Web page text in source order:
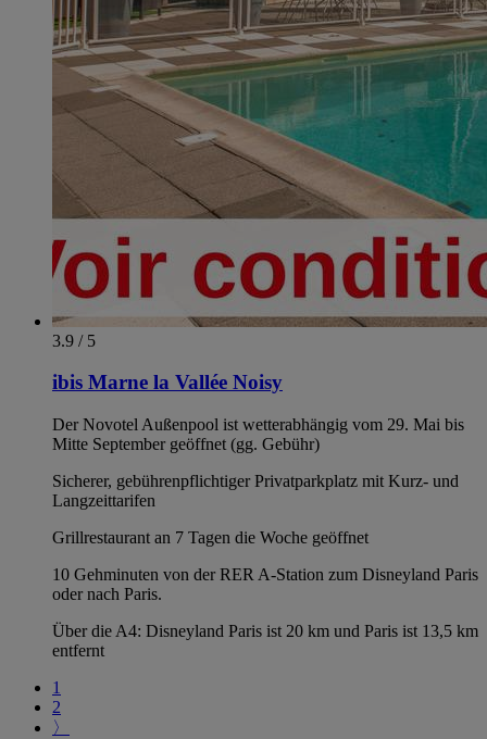
3.9 / 5
ibis Marne la Vallée Noisy
Der Novotel Außenpool ist wetterabhängig vom 29. Mai bis
Mitte September geöffnet (gg. Gebühr)
Sicherer, gebührenpflichtiger Privatparkplatz mit Kurz- und
Langzeittarifen
Grillrestaurant an 7 Tagen die Woche geöffnet
10 Gehminuten von der RER A-Station zum Disneyland Paris
oder nach Paris.
Über die A4: Disneyland Paris ist 20 km und Paris ist 13,5 km
entfernt
1
2
〉